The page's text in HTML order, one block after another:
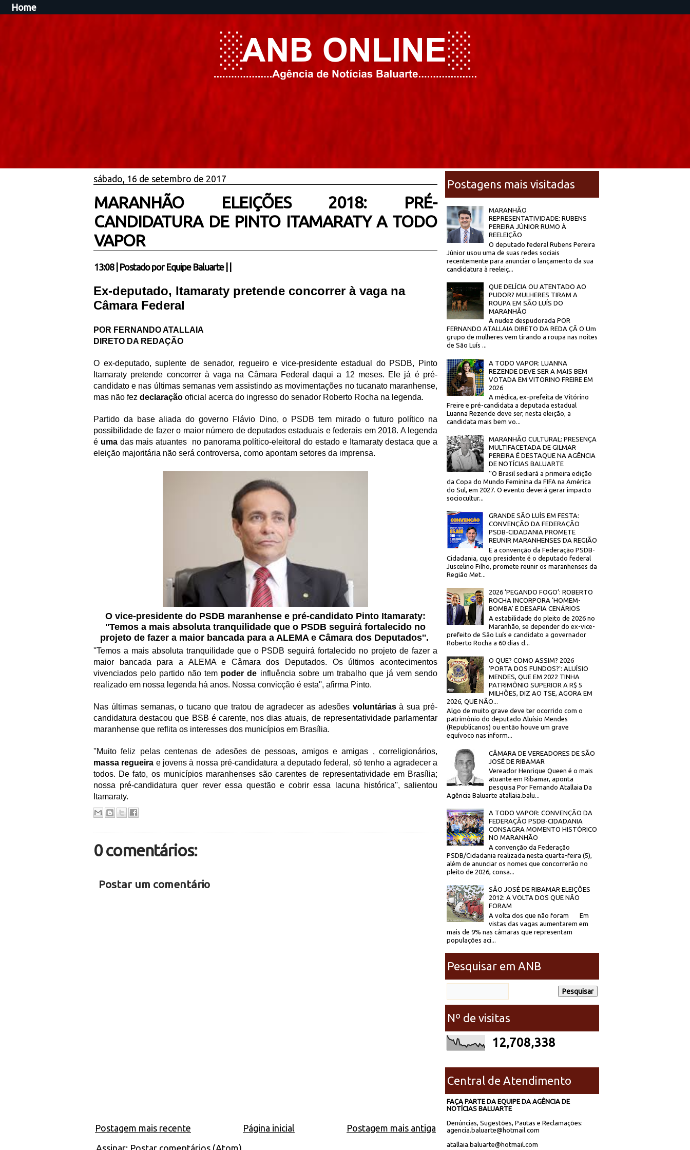
Home
sábado, 16 de setembro de 2017
MARANHÃO ELEIÇÕES 2018: PRÉ-
CANDIDATURA DE PINTO ITAMARATY A TODO
VAPOR
13:08| Postado por Equipe Baluarte
Ex-deputado, Itamaraty pretende concorrer à vaga na
Câmara Federal
POR FERNANDO ATALLAIA
DIRETO DA REDAÇÃO
O ex-deputado, suplente de senador, regueiro e vice-presidente estadual do PSDB, Pinto
Itamaraty pretende concorrer à vaga na Câmara Federal daqui a 12 meses. Ele já é pré-
candidato e nas últimas semanas vem assistindo as movimentações no tucanato maranhense,
mas não fez declaração oficial acerca do ingresso do senador Roberto Rocha na legenda.
Partido da base aliada do governo Flávio Dino, o PSDB tem mirado o futuro político na
possibilidade de fazer o maior número de deputados estaduais e federais em 2018. A legenda
é umadas mais atuantes
no panorama político-eleitoral do estado e Itamaraty destaca que a
eleição majoritária não será controversa, como apontam setores da imprensa.
O vice-presidente do PSDB maranhense e pré-candidato Pinto Itamaraty:
''Temos a mais absoluta tranquilidade que o PSDB seguirá fortalecido no
projeto de fazer a maior bancada para a ALEMA e Câmara dos Deputados''.
''Temos a mais absoluta tranquilidade que o PSDB seguirá fortalecido no projeto de fazer a
maior bancada para a ALEMA e Câmara dos Deputados. Os últimos acontecimentos
vivenciados pelo partido não tem poder de influência sobre um trabalho que já vem sendo
realizado em nossa legenda há anos. Nossa convicção é esta'', afirma Pinto.
Nas últimas semanas, o tucano que tratou de agradecer as adesões voluntáriasà sua pré-
candidatura destacou que BSB é carente, nos dias atuais, de representatividade parlamentar
maranhense que reflita os interesses dos municípios em Brasília.
''Muito feliz pelas centenas de adesões de pessoas, amigos e amigas , correligionários,
massa regueira e jovens à nossa pré-candidatura a deputado federal, só tenho a agradecer a
todos. De fato, os municípios maranhenses são carentes de representatividade em Brasília;
nossa pré-candidatura quer rever essa questão e cobrir essa lacuna histórica'', salientou
Itamaraty.
0 comentários:
Postar um comentário
Postagem mais recente Postagem mais antiga
Página inicial
Assinar: Postar comentários (Atom)
Postagens mais visitadas
MARANHÃO
REPRESENTATIVIDADE: RUBENS
PEREIRA JÚNIOR RUMO À
REELEIÇÃO
O deputado federal Rubens Pereira
Júnior usou uma de suas redes sociais
recentemente para anunciar o lançamento da sua
candidatura à reeleiç...
QUE DELÍCIA OU ATENTADO AO
PUDOR? MULHERES TIRAM A
ROUPA EM SÃO LUÍS DO
MARANHÃO
A nudez despudorada POR
FERNANDO ATALLAIA DIRETO DA REDA ÇÃ O Um
grupo de mulheres vem tirando a roupa nas noites
de São Luís ...
A TODO VAPOR: LUANNA
REZENDE DEVE SER A MAIS BEM
VOTADA EM VITORINO FREIRE EM
2026
A médica, ex-prefeita de Vitórino
Freire e pré-candidata a deputada estadual
Luanna Rezende deve ser, nesta eleição, a
candidata mais bem vo...
MARANHÃO CULTURAL: PRESENÇA
MULTIFACETADA DE GILMAR
PEREIRA É DESTAQUE NA AGÊNCIA
DE NOTÍCIAS BALUARTE
‘’O Brasil sediará a primeira edição
da Copa do Mundo Feminina da FIFA na América
do Sul, em 2027. O evento deverá gerar impacto
sociocultur...
GRANDE SÃO LUÍS EM FESTA:
CONVENÇÃO DA FEDERAÇÃO
PSDB-CIDADANIA PROMETE
REUNIR MARANHENSES DA REGIÃO
E a convenção da Federação PSDB-
Cidadania, cujo presidente é o deputado federal
Juscelino Filho, promete reunir os maranhenses da
Região Met...
2026 ‘PEGANDO FOGO’: ROBERTO
ROCHA INCORPORA ‘HOMEM-
BOMBA’ E DESAFIA CENÁRIOS
A estabilidade do pleito de 2026 no
Maranhão, se depender do ex-vice-
prefeito de São Luís e candidato a governador
Roberto Rocha a 60 dias d...
O QUE? COMO ASSIM? 2026
‘PORTA DOS FUNDOS?’: ALUÍSIO
MENDES, QUE EM 2022 TINHA
PATRIMÔNIO SUPERIOR A R$ 5
MILHÕES, DIZ AO TSE, AGORA EM
2026, QUE NÃO...
Algo de muito grave deve ter ocorrido com o
patrimônio do deputado Aluísio Mendes
(Republicanos) ou então houve um grave
equívoco nas inform...
CÂMARA DE VEREADORES DE SÃO
JOSÉ DE RIBAMAR
Vereador Henrique Queen é o mais
atuante em Ribamar, aponta
pesquisa Por Fernando Atallaia Da
Agência Baluarte atallaia.balu...
A TODO VAPOR: CONVENÇÃO DA
FEDERAÇÃO PSDB-CIDADANIA
CONSAGRA MOMENTO HISTÓRICO
NO MARANHÃO
A convenção da Federação
PSDB/Cidadania realizada nesta quarta-feira (5),
além de anunciar os nomes que concorrerão no
pleito de 2026, consa...
SÃO JOSÉ DE RIBAMAR ELEIÇÕES
2012: A VOLTA DOS QUE NÃO
FORAM
A volta dos que não foram Em
vistas das vagas aumentarem em
mais de 9% nas câmaras que representam
populações aci...
Pesquisar em ANB
Nº de visitas
12,708,338
Central de Atendimento
FAÇA PARTE DA EQUIPE DA AGÊNCIA DE
NOTÍCIAS BALUARTE
Denúncias, Sugestões, Pautas e Reclamações:
agencia.baluarte@hotmail.com
atallaia.baluarte@hotmail.com